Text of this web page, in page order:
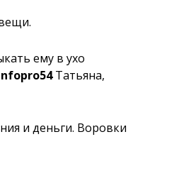
ему в ухо
Татьяна,
и деньги. Воровки